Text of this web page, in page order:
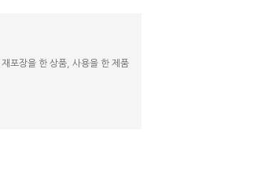
포장을 한 상품, 사용을 한 제품